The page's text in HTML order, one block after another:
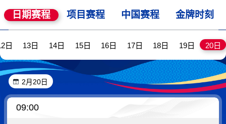
日期赛程 项目赛程 中国赛程 金牌时刻
日 13日 14日 15日 16日 17日 18日 19日 20日
2月20日
09:00